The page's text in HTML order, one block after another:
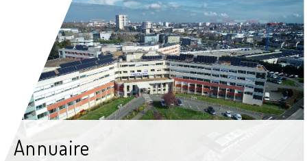
Annuaire